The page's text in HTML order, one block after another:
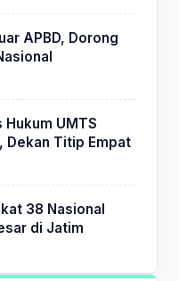
APBD, Dorong
UMTS
Dekan Titip Empat
38 Nasional
di Jatim